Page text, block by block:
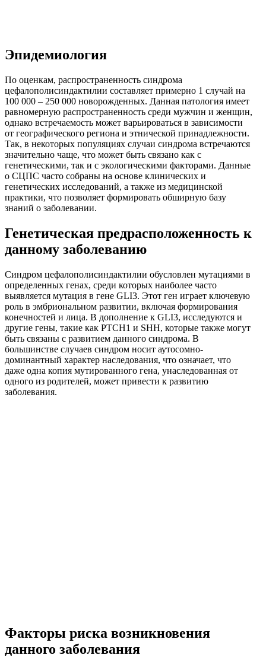
Эпидемиология
По оценкам, распространенность синдрома
цефалополисиндактилии составляет примерно 1 случай на
100 000 – 250 000 новорожденных. Данная патология имеет
равномерную распространенность среди мужчин и женщин,
однако встречаемость может варьироваться в зависимости
от географического региона и этнической принадлежности.
Так, в некоторых популяциях случаи синдрома встречаются
значительно чаще, что может быть связано как с
генетическими, так и с экологическими факторами. Данные
о СЦПС часто собраны на основе клинических и
генетических исследований, а также из медицинской
практики, что позволяет формировать обширную базу
знаний о заболевании.
Генетическая предрасположенность к
данному заболеванию
Синдром цефалополисиндактилии обусловлен мутациями в
определенных генах, среди которых наиболее часто
выявляется мутация в гене GLI3. Этот ген играет ключевую
роль в эмбриональном развитии, включая формирования
конечностей и лица. В дополнение к GLI3, исследуются и
другие гены, такие как PTCH1 и SHH, которые также могут
быть связаны с развитием данного синдрома. В
большинстве случаев синдром носит аутосомно-
доминантный характер наследования, что означает, что
даже одна копия мутированного гена, унаследованная от
одного из родителей, может привести к развитию
заболевания.
Факторы риска возникновения
данного заболевания